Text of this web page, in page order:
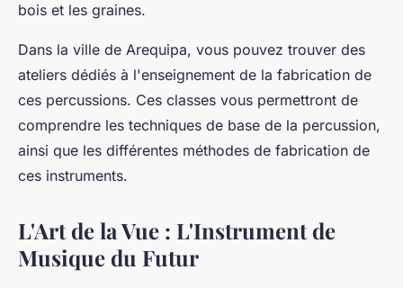
bois et les graines.
Dans la ville de Arequipa, vous pouvez trouver des
ateliers dédiés à l'enseignement de la fabrication de
ces percussions. Ces classes vous permettront de
comprendre les techniques de base de la percussion,
ainsi que les différentes méthodes de fabrication de
ces instruments.
L'Art de la Vue : L'Instrument de
Musique du Futur